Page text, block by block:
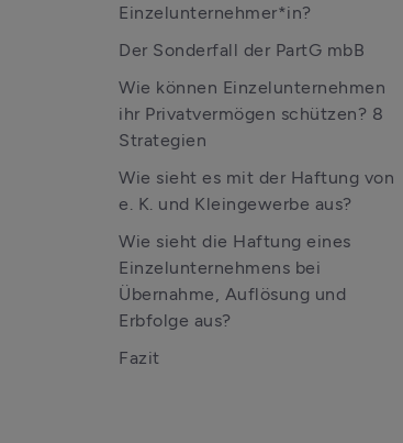
Einzelunternehmer*in?
Der Sonderfall der PartG mbB
Wie können Einzelunternehmen
ihr Privatvermögen schützen? 8
Strategien
Wie sieht es mit der Haftung von
e. K. und Kleingewerbe aus?
Wie sieht die Haftung eines
Einzelunternehmens bei
Übernahme, Auflösung und
Erbfolge aus?
Fazit